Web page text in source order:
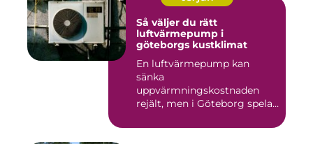
Så väljer du rätt
luftvärmepump i
göteborgs kustklimat
En luftvärmepump kan
sänka
uppvärmningskostnaden
rejält, men i Göteborg spelar